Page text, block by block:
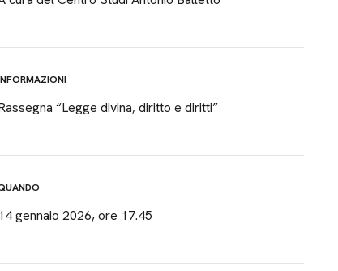
“Legge divina, diritto e diritti”
gennaio 2026, ore 17.45